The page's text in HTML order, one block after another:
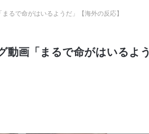
るで命がはいるようだ」【海外の反応】
動画「まるで命がはいるよう